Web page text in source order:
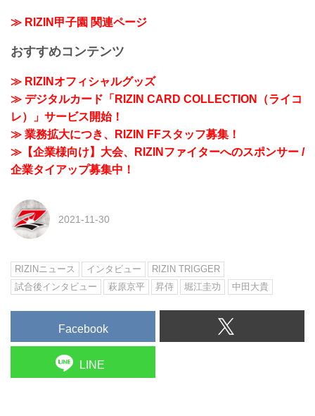
≫ RIZIN甲子園 関連ページ
おすすめコンテンツ
≫ RIZINオフィシャルグッズ
≫ デジタルカード「RIZIN CARD COLLECTION（ライコ
レ）」サービス開始！
≫ 業務拡大につき、RIZIN FFスタッフ募集！
≫【企業様向け】大会、RIZINファイターへのスポンサー /
企業タイアップ募集中！
2021-11-30
RIZINニュース インタビュー
RIZIN TRIGGER
試合後インタビュー
萩原京平 昇侍 堀江圭功 中田大貴
Facebook
LINE